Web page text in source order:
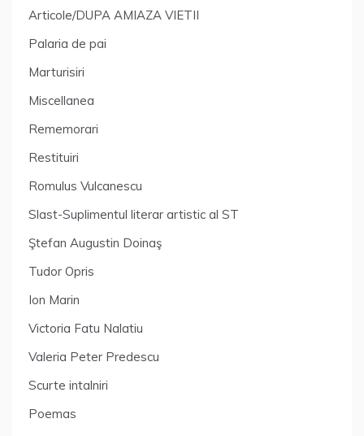
Articole/DUPA AMIAZA VIETII
Palaria de pai
Marturisiri
Miscellanea
Rememorari
Restituiri
Romulus Vulcanescu
Slast-Suplimentul literar artistic al ST
Ştefan Augustin Doinaş
Tudor Opris
Ion Marin
Victoria Fatu Nalatiu
Valeria Peter Predescu
Scurte intalniri
Poemas